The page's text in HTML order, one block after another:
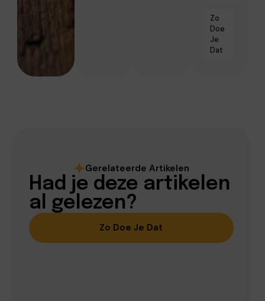
Zo
Doe
Je
Dat
Gerelateerde Artikelen
Had je deze artikelen
al gelezen?
Zo Doe Je Dat